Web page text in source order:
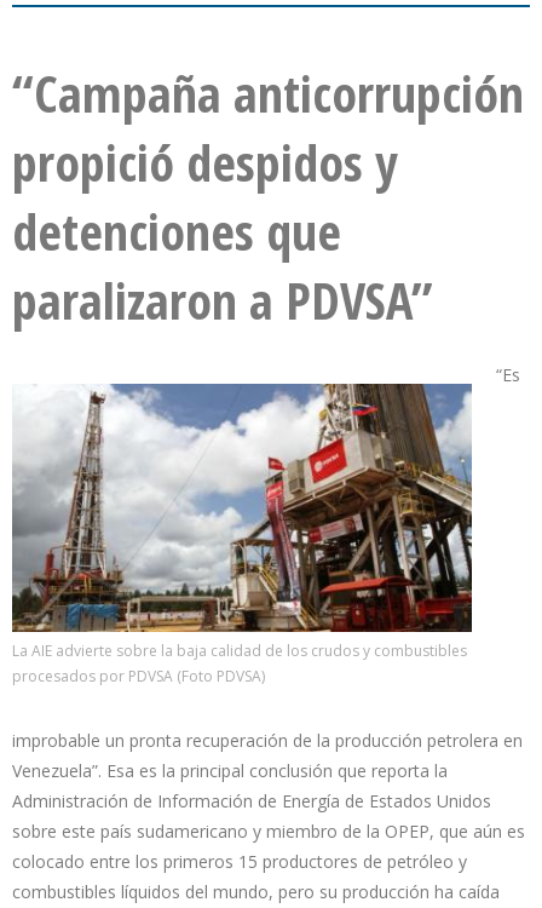
“Campaña anticorrupción
propició despidos y
detenciones que
paralizaron a PDVSA”
La AIE advierte sobre la baja calidad de los crudos y combustibles
procesados por PDVSA (Foto PDVSA)
“Es
improbable un pronta recuperación de la producción petrolera en
Venezuela”. Esa es la principal conclusión que reporta la
Administración de Información de Energía de Estados Unidos
sobre este país sudamericano y miembro de la OPEP, que aún es
colocado entre los primeros 15 productores de petróleo y
combustibles líquidos del mundo, pero su producción ha caída